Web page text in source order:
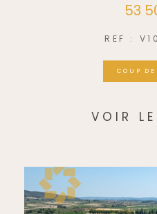
53
REF :
COUP DE
VOIR